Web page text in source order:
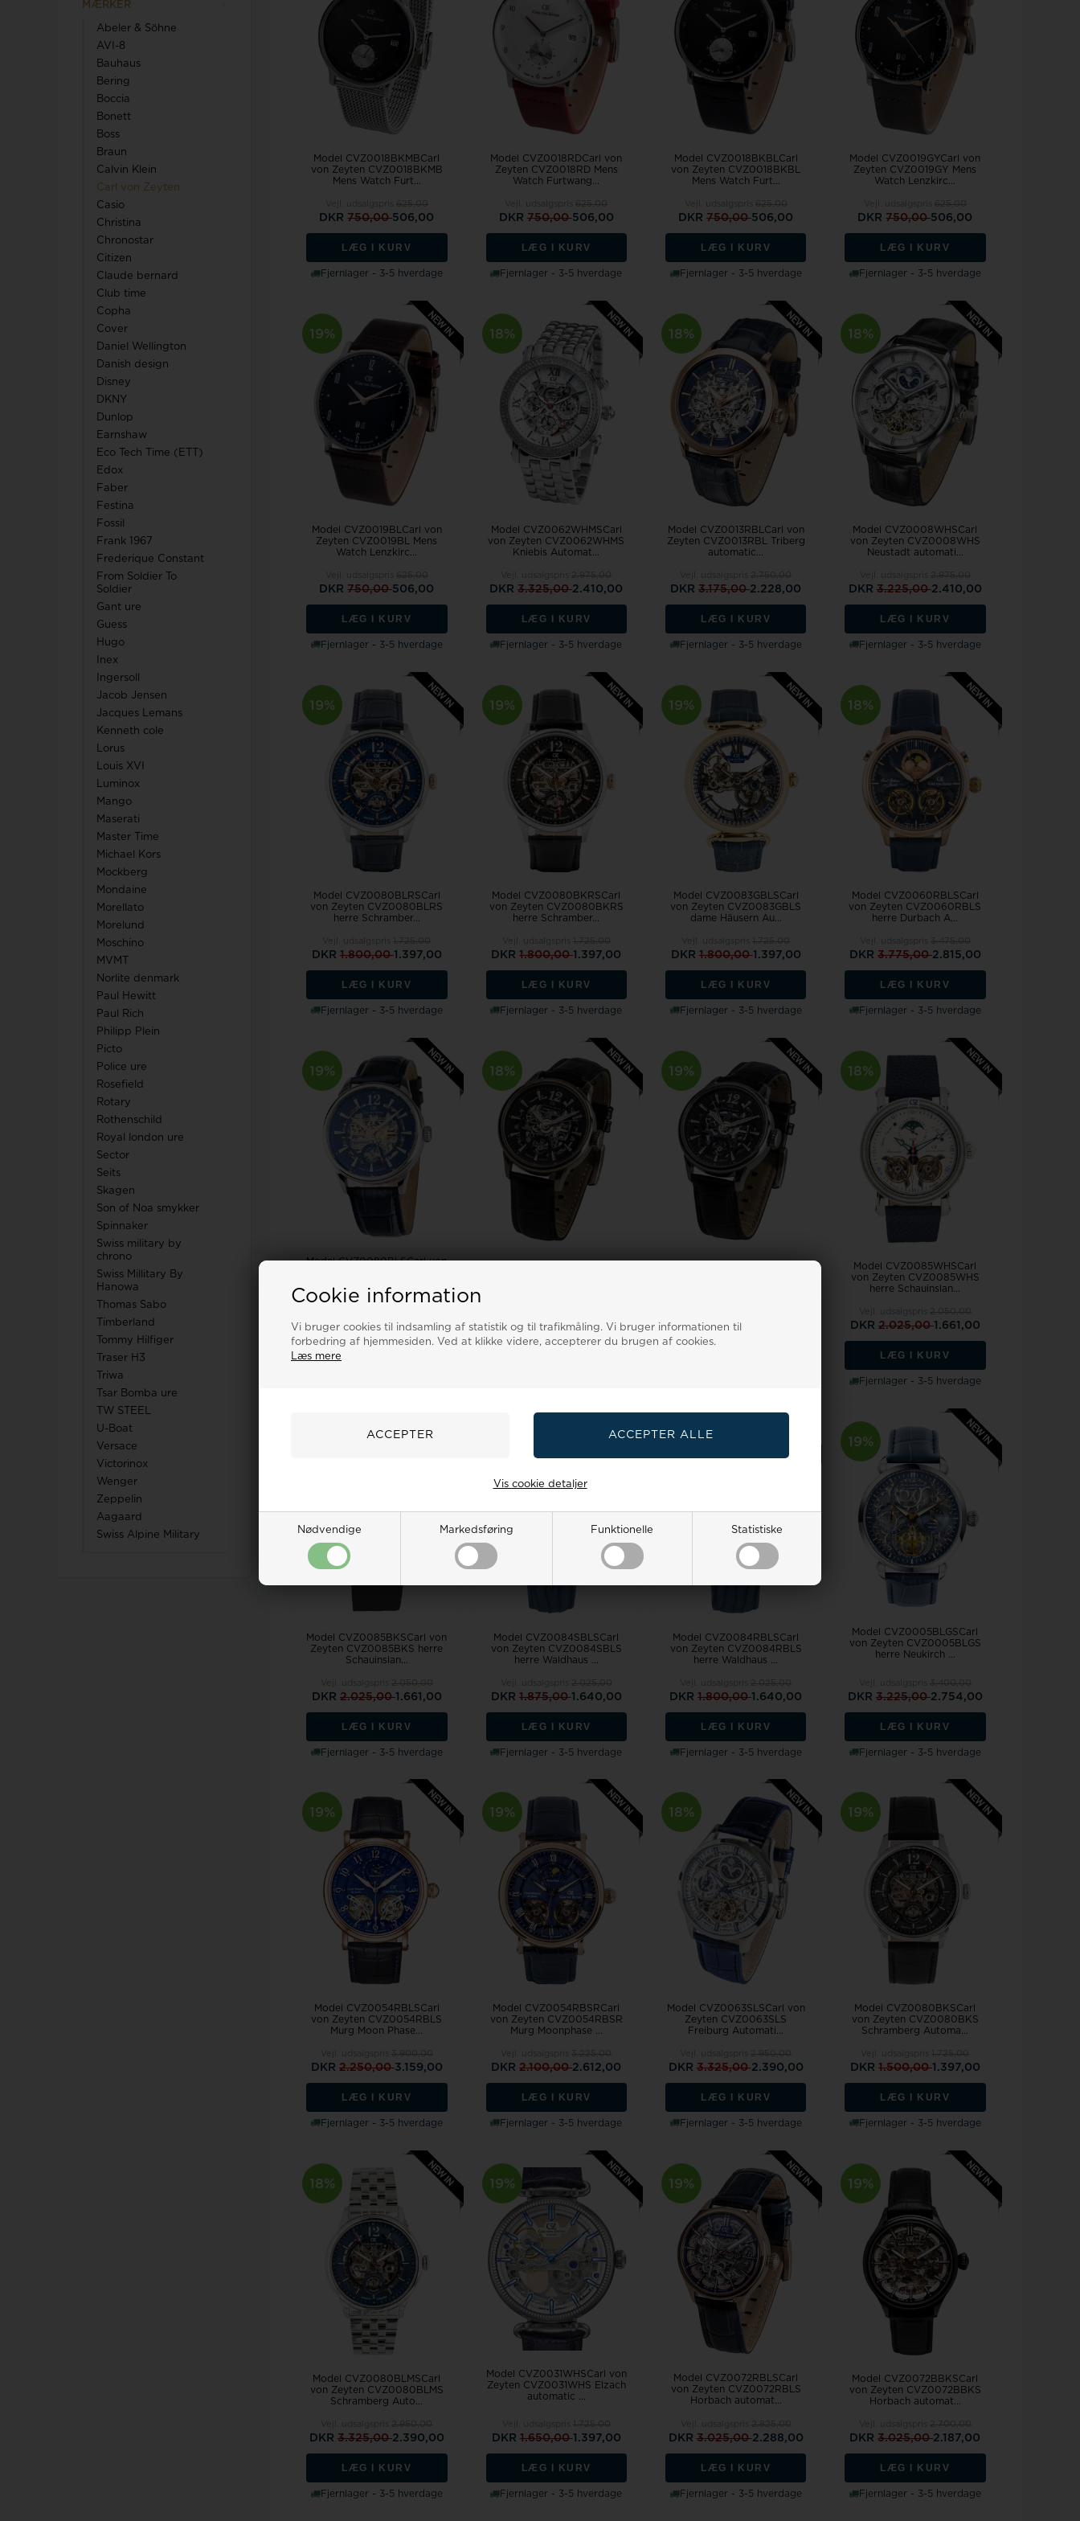
Cookie information
Vi bruger cookies til indsamling af statistik og til trafikmåling. Vi bruger informationen til
forbedring af hjemmesiden. Ved at klikke videre, accepterer du brugen af cookies.
Læs mere
Nødvendige Markedsføring Funktionelle Statistiske
Vis cookie detaljer
Jacques Lemans
Kenneth cole
Rosefield
Royal london ure
Sector
Seits
Son of Noa smykker
Spinnaker
Swiss military by chrono
Swiss Millitary By Hanowa
Wenger
Swiss Alpine Military
MÆRKER
Abeler & Söhne
AVI-8
Bauhaus
Bering
Boccia
Bonett
Boss
Braun
Calvin Klein
Carl von Zeyten
Casio
Christina
Chronostar
Citizen
Claude bernard
Club time
Copha
Cover
Daniel Wellington
Danish design
Disney
DKNY
Dunlop
Earnshaw
Eco Tech Time (ETT)
Edox
Faber
Festina
Fossil
Frank 1967
Frederique Constant
From Soldier To
Soldier
Gant ure
Guess
Hugo
Inex
Ingersoll
Jacob Jensen
Jacques Lemans
Kenneth cole
Lorus
Louis XVI
Luminox
Mango
Maserati
Master Time
Michael Kors
Mockberg
Mondaine
Morellato
Morelund
Moschino
MVMT
Norlite denmark
Paul Hewitt
Paul Rich
Philipp Plein
Picto
Police ure
Rosefield
Rotary
Rothenschild
Royal london ure
Sector
Seits
Skagen
Son of Noa smykker
Spinnaker
Swiss military by
chrono
Swiss Millitary By
Hanowa
Thomas Sabo
Timberland
Tommy Hilfiger
Traser H3
Triwa
Tsar Bomba ure
TW STEEL
U-Boat
Versace
Victorinox
Wenger
Zeppelin
Aagaard
Swiss Alpine Military
Model CVZ0018BKMBCarl
von Zeyten CVZ0018BKMB
Mens Watch Furt...
DKR750,00506,00
LÆG I KURV
Fjernlager - 3-5 hverdage
Model CVZ0018RDCarl von
Zeyten CVZ0018RD Mens
Watch Furtwang...
DKR 750,00506,00
LÆG I KURV
Fjernlager - 3-5 hverdage
Model CVZ0018BKBLCarl
von Zeyten CVZ0018BKBL
Mens Watch Furt...
DKR750,00506,00
LÆG I KURV
Fjernlager - 3-5 hverdage
Model CVZ0019GYCarl von
Zeyten CVZ0019GY Mens
Watch Lenzkirc...
DKR750,00506,00
LÆG I KURV
Fjernlager - 3-5 hverdage
19%
Model CVZ0019BLCarl von
Zeyten CVZ0019BL Mens
Watch Lenzkirc...
DKR750,00506,00
LÆG I KURV
Fjernlager - 3-5 hverdage
18%
Model CVZ0062WHMSCarl
von Zeyten CVZ0062WHMS
Kniebis Automat...
DKR3.325,002.410,00
LÆG I KURV
Fjernlager - 3-5 hverdage
18%
Model CVZ0013RBLCarl von
Zeyten CVZ0013RBL Triberg
automatic...
DKR3.175,002.228,00
LÆG I KURV
Fjernlager - 3-5 hverdage
18%
Model CVZ0008WHSCarl
von Zeyten CVZ0008WHS
Neustadt automati...
DKR 3.225,002.410,00
LÆG I KURV
Fjernlager - 3-5 hverdage
19%
Model CVZ0080BLRSCarl
von Zeyten CVZ0080BLRS
herre Schramber...
DKR 1.800,001.397,00
LÆG I KURV
Fjernlager - 3-5 hverdage
19%
Model CVZ0080BKRSCarl
von Zeyten CVZ0080BKRS
herre Schramber...
DKR1.800,001.397,00
LÆG I KURV
Fjernlager - 3-5 hverdage
19%
Model CVZ0083GBLSCarl
von Zeyten CVZ0083GBLS
dame Häusern Au...
DKR 1.800,001.397,00
LÆG I KURV
Fjernlager - 3-5 hverdage
18%
Model CVZ0060RBLSCarl
von Zeyten CVZ0060RBLS
herre Durbach A...
DKR 3.775,002.815,00
LÆG I KURV
Fjernlager - 3-5 hverdage
19%
Model CVZ0080BLSCarl von
DKR1.500,00 1.397,00
18%
DKR1.725,001.357,00
19%
DKR1.725,00
18%
Model CVZ0085WHSCarl
von Zeyten CVZ0085WHS
herre Schauinslan...
DKR 2.025,001.661,00
LÆG I KURV
Fjernlager - 3-5 hverdage
Model CVZ0085BKSCarl von
Zeyten CVZ0085BKS herre
Schauinslan...
DKR 2.025,001.661,00
LÆG I KURV
Fjernlager - 3-5 hverdage
Model CVZ0084SBLSCarl
von Zeyten CVZ0084SBLS
herre Waldhaus ...
DKR 1.875,001.640,00
LÆG I KURV
Fjernlager - 3-5 hverdage
19%
Model CVZ0084RBLSCarl
von Zeyten CVZ0084RBLS
herre Waldhaus ...
DKR1.800,001.640,00
LÆG I KURV
Fjernlager - 3-5 hverdage
19%
Model CVZ0005BLGSCarl
von Zeyten CVZ0005BLGS
herre Neukirch ...
DKR 3.225,002.754,00
LÆG I KURV
Fjernlager - 3-5 hverdage
19%
Model CVZ0054RBLSCarl
von Zeyten CVZ0054RBLS
Murg Moon Phase...
DKR 2.250,003.159,00
LÆG I KURV
Fjernlager - 3-5 hverdage
19%
Model CVZ0054RBSRCarl
von Zeyten CVZ0054RBSR
Murg Moonphase ...
DKR2.100,002.612,00
LÆG I KURV
Fjernlager - 3-5 hverdage
18%
Model CVZ0063SLSCarl von
Zeyten CVZ0063SLS
Freiburg Automati...
DKR 3.325,002.390,00
LÆG I KURV
Fjernlager - 3-5 hverdage
19%
Model CVZ0080BKSCarl
von Zeyten CVZ0080BKS
Schramberg Automa...
DKR 1.500,001.397,00
LÆG I KURV
Fjernlager - 3-5 hverdage
18%
Model CVZ0080BLMSCarl
von Zeyten CVZ0080BLMS
Schramberg Auto...
DKR 3.325,002.390,00
LÆG I KURV
Fjernlager - 3-5 hverdage
19%
Model CVZ0031WHSCarl von
Zeyten CVZ0031WHS Elzach
automatic ...
DKR 1.650,001.397,00
LÆG I KURV
Fjernlager - 3-5 hverdage
19%
Model CVZ0072RBLSCarl
von Zeyten CVZ0072RBLS
Horbach automat...
DKR 3.025,002.288,00
LÆG I KURV
Fjernlager - 3-5 hverdage
19%
Model CVZ0072BBKSCarl
von Zeyten CVZ0072BBKS
Horbach automat...
DKR3.025,002.187,00
LÆG I KURV
Fjernlager - 3-5 hverdage